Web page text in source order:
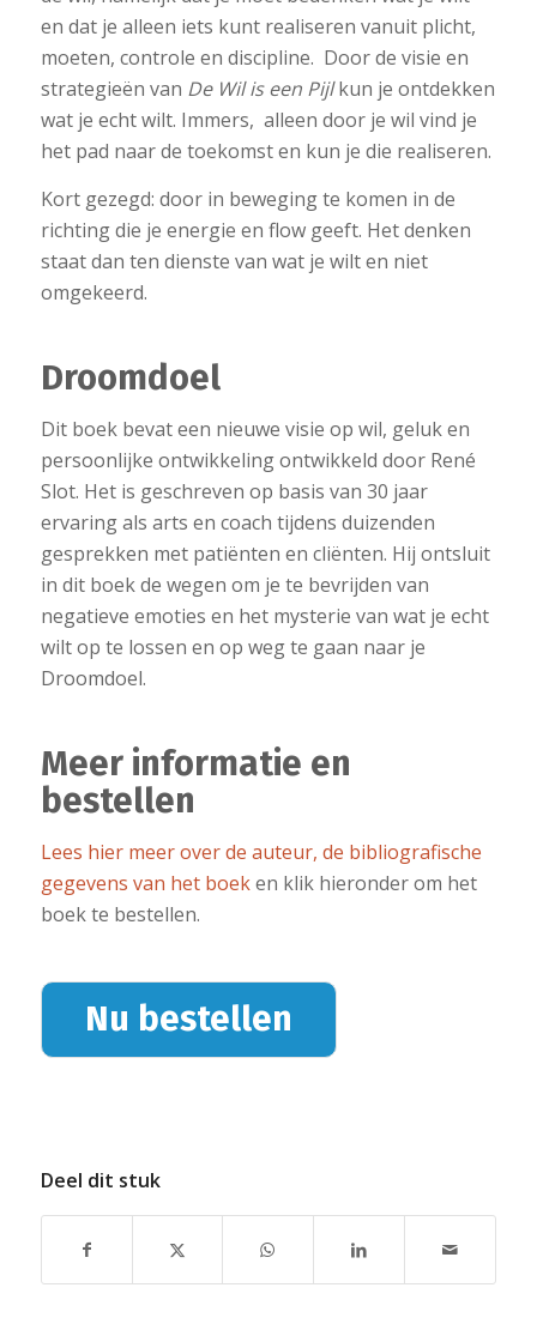
en dat je alleen iets kunt realiseren vanuit plicht,
moeten, controle en discipline. Door de visie en
strategieën van De Wil is een Pijlkun je ontdekken
wat je echt wilt. Immers, alleen door je wil vind je
het pad naar de toekomst en kun je die realiseren.
Kort gezegd: door in beweging te komen in de
richting die je energie en flow geeft. Het denken
staat dan ten dienste van wat je wilt en niet
omgekeerd.
Droomdoel
Dit boek bevat een nieuwe visie op wil, geluk en
persoonlijke ontwikkeling ontwikkeld door René
Slot. Het is geschreven op basis van 30 jaar
ervaring als arts en coach tijdens duizenden
gesprekken met patiënten en cliënten. Hij ontsluit
in dit boek de wegen om je te bevrijden van
negatieve emoties en het mysterie van wat je echt
wilt op te lossen en op weg te gaan naar je
Droomdoel.
Meer informatie en
bestellen
Lees hier meer over de auteur, de bibliografische
gegevens van het boeken klik hieronder om het
boek te bestellen.
Nu bestellen
Deel dit stuk